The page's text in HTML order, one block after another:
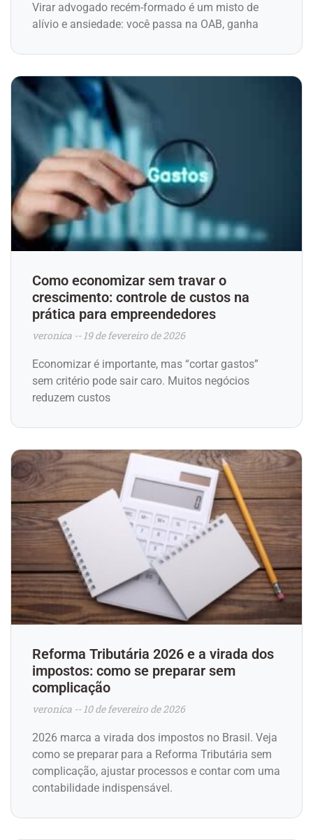
Virar advogado recém-formado é um misto de
alívio e ansiedade: você passa na OAB, ganha
Como economizar sem travar o
crescimento: controle de custos na
prática para empreendedores
veronica 19 de fevereiro de 2026
Economizar é importante, mas “cortar gastos”
sem critério pode sair caro. Muitos negócios
reduzem custos
Reforma Tributária 2026 e a virada dos
impostos: como se preparar sem
complicação
veronica 10 de fevereiro de 2026
2026 marca a virada dos impostos no Brasil. Veja
como se preparar para a Reforma Tributária sem
complicação, ajustar processos e contar com uma
contabilidade indispensável.